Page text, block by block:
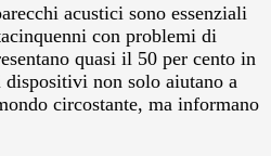
acustici sono essenziali
con problemi di
quasi il 50 per cento in
dispositivi non solo aiutano a
circostante, ma informano